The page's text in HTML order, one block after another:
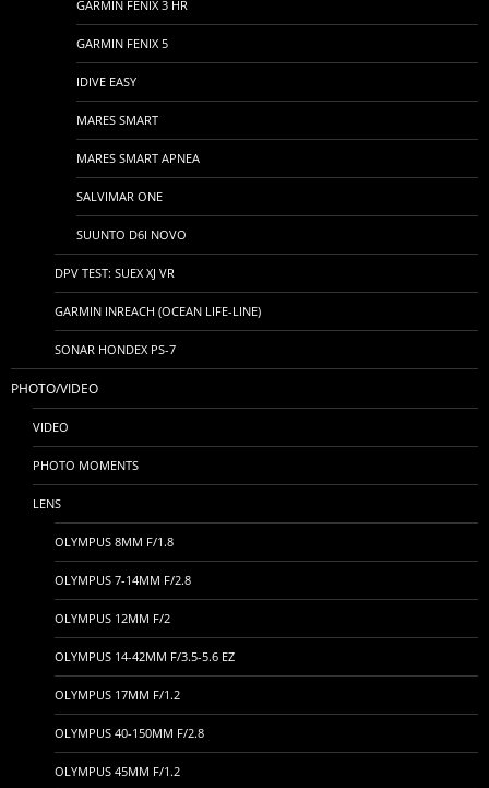
GARMIN FENIX 3 HR
GARMIN FENIX 5
IDIVE EASY
MARES SMART
MARES SMART APNEA
SALVIMAR ONE
SUUNTO D6I NOVO
DPV TEST: SUEX XJ VR
GARMIN INREACH (OCEAN LIFE-LINE)
SONAR HONDEX PS-7
PHOTO/VIDEO
VIDEO
PHOTO MOMENTS
LENS
OLYMPUS 8MM F/1.8
OLYMPUS 7-14MM F/2.8
OLYMPUS 12MM F/2
OLYMPUS 14-42MM F/3.5-5.6 EZ
OLYMPUS 17MM F/1.2
OLYMPUS 40-150MM F/2.8
OLYMPUS 45MM F/1.2